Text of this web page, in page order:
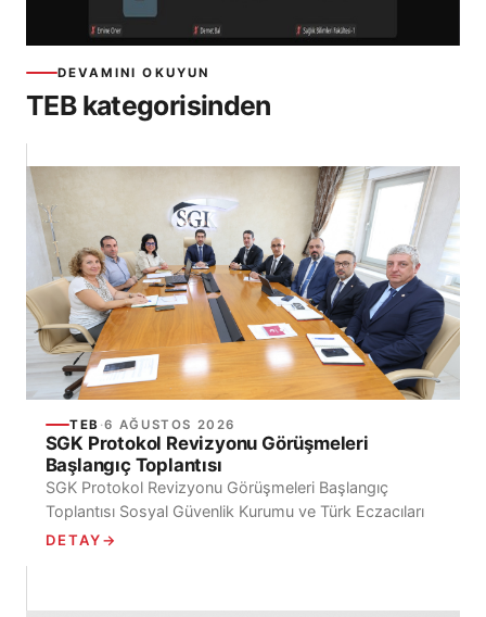
DEVAMINI OKUYUN
TEB kategorisinden
TEB ·6 AĞUSTOS 2026
SGK Protokol Revizyonu Görüşmeleri
Başlangıç Toplantısı
SGK Protokol Revizyonu Görüşmeleri Başlangıç
Toplantısı Sosyal Güvenlik Kurumu ve Türk Eczacıları
Birliği arasında, Sosyal Güvenlik Kurumu Kapsamındaki
DETAY→